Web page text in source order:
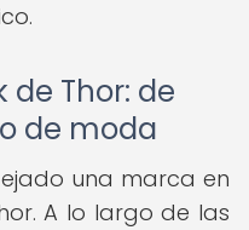
de Thor: de
de moda
una marca en
A lo largo de las